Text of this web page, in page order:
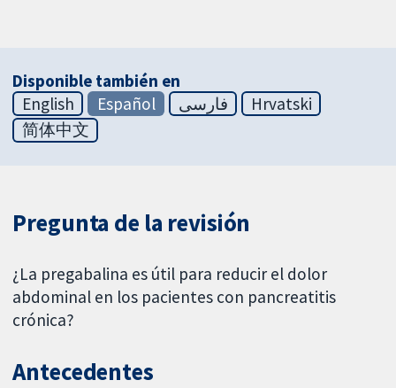
Disponible también en
English
Español فارسی
Hrvatski
简体中文
Pregunta de la revisión
¿La pregabalina es útil para reducir el dolor
abdominal en los pacientes con pancreatitis
crónica?
Antecedentes